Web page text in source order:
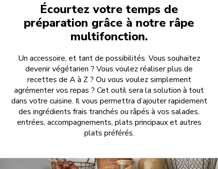
Écourtez votre temps de
préparation grâce à notre râpe
multifonction.
Un accessoire, et tant de possibilités. Vous souhaitez
devenir végétarien ? Vous voulez réaliser plus de
recettes de A à Z ? Ou vous voulez simplement
agrémenter vos repas ? Cet outil sera la solution à tout
dans votre cuisine. Il vous permettra d’ajouter rapidement
des ingrédients frais tranchés ou râpés à vos salades,
entrées, accompagnements, plats principaux et autres
plats préférés.